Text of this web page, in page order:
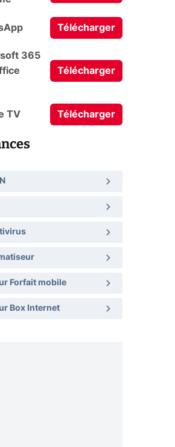
Télécharger
365
Télécharger
TV Télécharger
Forfait mobile
Box Internet